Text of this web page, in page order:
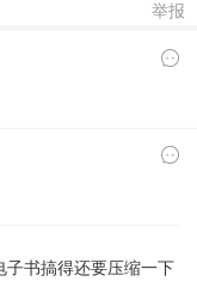
举报
子书搞得还要压缩一下